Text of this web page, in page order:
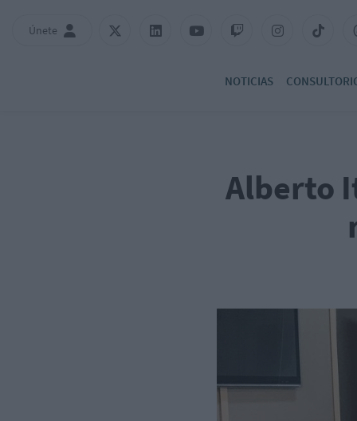
Únete
NOTICIAS
Alberto